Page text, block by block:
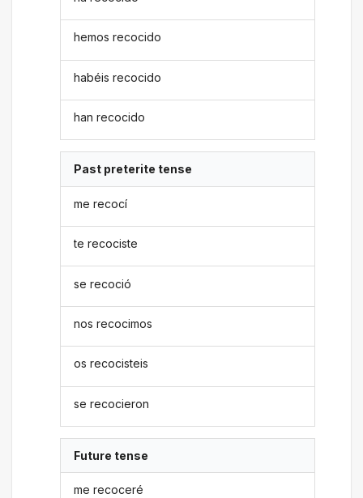
hemos recocido
habéis recocido
han recocido
Past preterite tense
me recocí
te recociste
se recoció
nos recocimos
os recocisteis
se recocieron
Future tense
me recoceré